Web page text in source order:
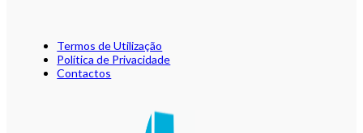
Termos de Utilização
Política de Privacidade
Contactos